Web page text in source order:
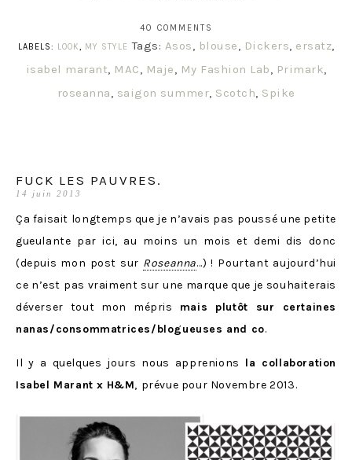
40 COMMENTS
LABELS:
LOOK, MY STYLE Tags: Asos, blouse, Dickers, ersatz,
isabel marant, MAC, Maje, My Fashion Lab, Primark,
roseanna, saigon summer, Scotch, Spike
FUCK LES PAUVRES.
14 juin 2013
Ça faisait longtemps que je n’avais pas poussé une petite
gueulante par ici, au moins un mois et demi dis donc
(depuis mon post sur Roseanna…) ! Pourtant aujourd’hui
ce n’est pas vraiment sur une marque que je souhaiterais
déverser tout mon mépris mais plutôt sur certaines
nanas/consommatrices/blogueuses and co.
Il y a quelques jours nous apprenions la collaboration
Isabel Marant x H&M, prévue pour Novembre 2013.